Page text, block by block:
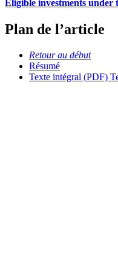
Eligible investments
Plan de l’article
Retour au début
Résumé
Texte intégral (PDF)